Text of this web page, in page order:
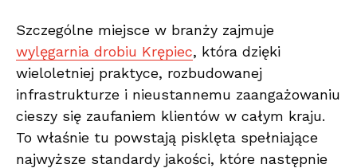
Szczególne miejsce w branży zajmuje
wylęgarnia drobiu Krępiec, która dzięki
wieloletniej praktyce, rozbudowanej
infrastrukturze i nieustannemu zaangażowaniu
cieszy się zaufaniem klientów w całym kraju.
To właśnie tu powstają pisklęta spełniające
najwyższe standardy jakości, które następnie